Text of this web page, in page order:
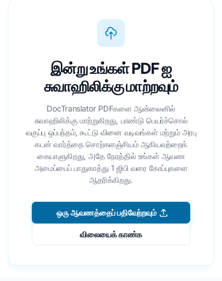
இன்று உங்கள் PDF ஐ
சுவாஹிலிக்கு மாற்றவும்
DocTranslator PDFகளை ஆன்லைனில்
சுவாஹிலிக்கு மாற்றுகிறது, பாண்டு பெயர்ச்சொல்
வகுப்பு ஒப்பந்தம், கூட்டு வினை வடிவங்கள் மற்றும் அரபு
கடன் வார்த்தை சொற்களஞ்சியம் ஆகியவற்றைக்
கையாளுகிறது, அதே நேரத்தில் உங்கள் ஆவண
அமைப்பைப் பாதுகாத்து 1 ஜிபி வரை கோப்புகளை
ஆதரிக்கிறது.
ஒரு ஆவணத்தைப் பதிவேற்றவும்
விலையைக் காண்க